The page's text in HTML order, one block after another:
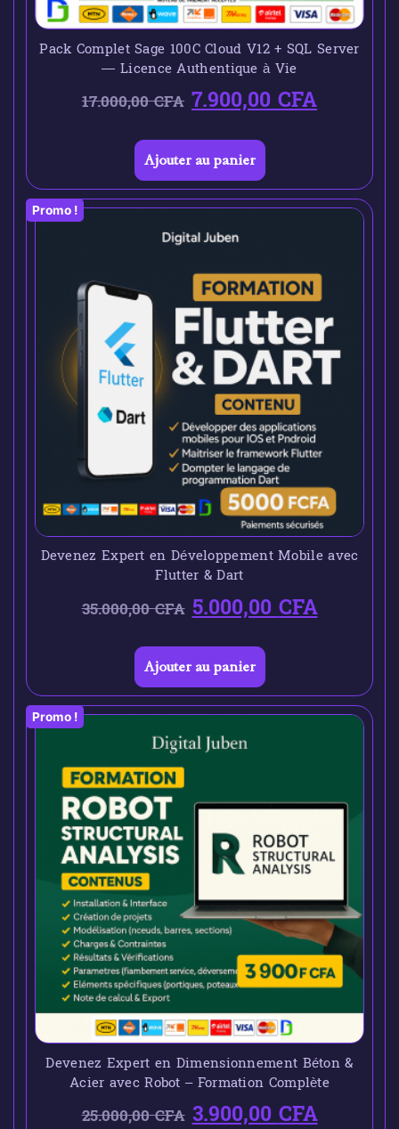
Pack Complet Sage 100C Cloud V12 + SQL Server
— Licence Authentique à Vie
17.000,00CFA 7.900,00CFA
Ajouter au panier
Promo !
Devenez Expert en Développement Mobile avec
Flutter & Dart
35.000,00CFA 5.000,00CFA
Ajouter au panier
Promo !
Devenez Expert en Dimensionnement Béton &
Acier avec Robot – Formation Complète
25.000,00CFA 3.900,00CFA